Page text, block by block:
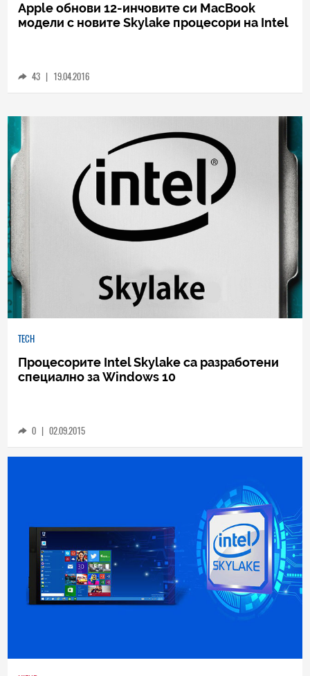
Apple обнови 12-инчовите си MacBook
модели с новите Skylake процесори на Intel
43 19.04.2016
TECH
Процесорите Intel Skylake са разработени
специално за Windows 10
0 | 02.09.2015